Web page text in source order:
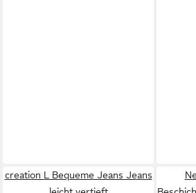
creation L Bequeme Jeans Jeans